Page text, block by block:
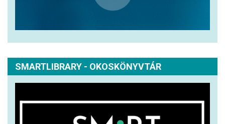
SMARTLIBRARY - OKOSKÖNYVTÁR